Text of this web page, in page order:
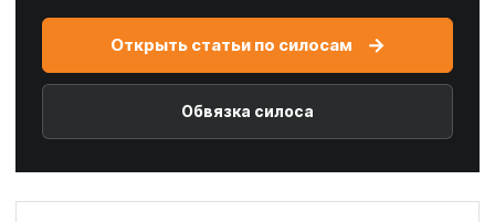
Открыть статьи по силосам →
Обвязка силоса